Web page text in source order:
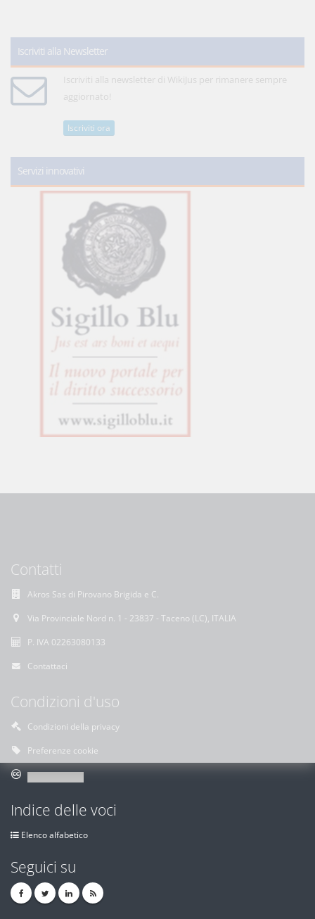
Iscriviti alla Newsletter
Iscriviti alla newsletter di WikiJus per rimanere sempre
aggiornato!
Iscriviti ora
Servizi innovativi
Contatti
Akros Sas di Pirovano Brigida e C.
Via Provinciale Nord n. 1 - 23837 - Taceno (LC), ITALIA
P. IVA 02263080133
Contattaci
Condizioni d'uso
Condizioni della privacy
Preferenze cookie
Indice delle voci
Elenco alfabetico
Seguici su